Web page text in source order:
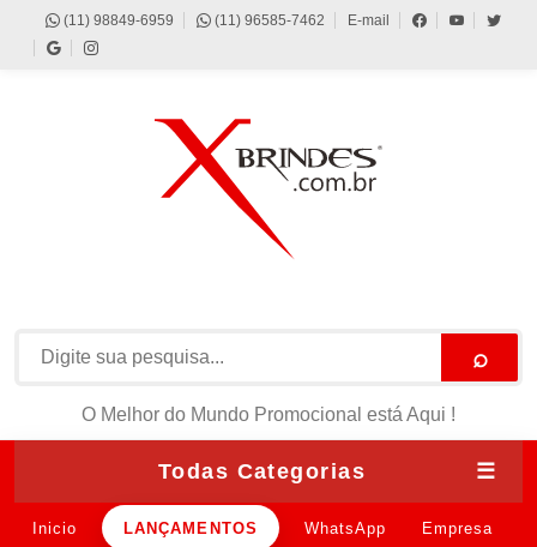
(11) 98849-6959 (11) 96585-7462 E-mail
⌕
O Melhor do Mundo Promocional está Aqui !
Todas Categorias ☰
Inicio LANÇAMENTOS WhatsApp Empresa